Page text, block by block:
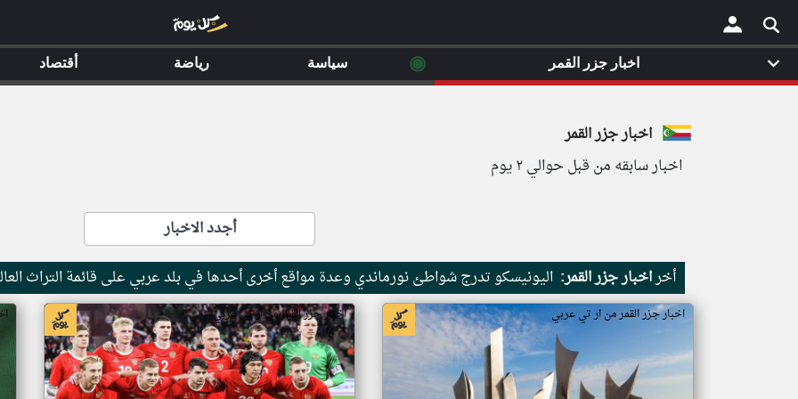
×
اخبار جزر القمر
اخبار سابقه من قبل حوالي ٢ يوم
أجدد الاخبار
أخراخبار جزر القمر: اليونيسكو تدرج شواطئ نورماندي وعدة مواقع أخرى أحدها في بلد عربي على قائمة التراث
اخبار جزر القمر من ار تي عربي اخبار جزر القمر من ار تي عربي
اخبار جزر القمر ◉ سياسة رياضة أقتصاد